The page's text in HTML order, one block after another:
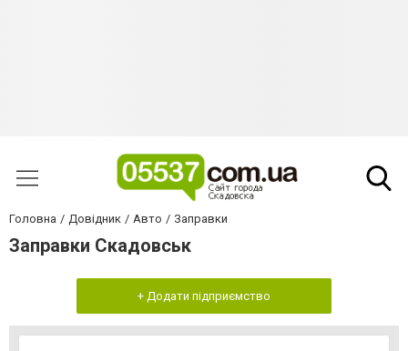
Головна Довідник Авто Заправки
Заправки Скадовськ
+ Додати підприємство